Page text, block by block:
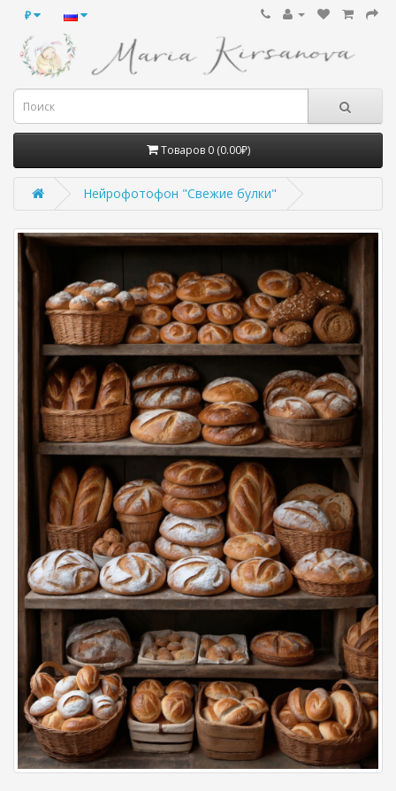
₽
Товаров 0 (0.00₽)
Нейрофотофон "Свежие булки"